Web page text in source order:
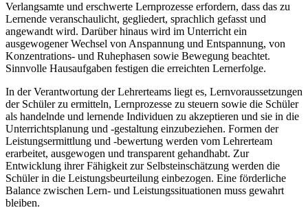
Verlangsamte und erschwerte Lernprozesse erfordern, dass das zu
Lernende veranschaulicht, gegliedert, sprachlich gefasst und
angewandt wird. Darüber hinaus wird im Unterricht ein
ausgewogener Wechsel von Anspannung und Entspannung, von
Konzentrations- und Ruhephasen sowie Bewegung beachtet.
Sinnvolle Hausaufgaben festigen die erreichten Lernerfolge.
In der Verantwortung der Lehrerteams liegt es, Lernvoraussetzungen
der Schüler zu ermitteln, Lernprozesse zu steuern sowie die Schüler
als handelnde und lernende Individuen zu akzeptieren und sie in die
Unterrichtsplanung und -gestaltung einzubeziehen. Formen der
Leistungsermittlung und -bewertung werden vom Lehrerteam
erarbeitet, ausgewogen und transparent gehandhabt. Zur
Entwicklung ihrer Fähigkeit zur Selbsteinschätzung werden die
Schüler in die Leistungsbeurteilung einbezogen. Eine förderliche
Balance zwischen Lern- und Leistungssituationen muss gewahrt
bleiben.